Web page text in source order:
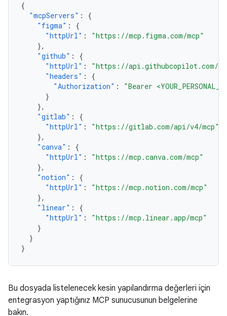
{
"mcpServers" :
{
"figma" :
{
"httpUrl" :
"https://mcp.figma.com/mcp"
},
"github" :
{
"httpUrl" :
"https://api.githubcopilot.com/
"headers" :
{
"Authorization" :
"Bearer
}
},
"gitlab" :
{
"httpUrl" :
"https://gitlab.com/api/v4/mcp"
},
"canva" :
{
"httpUrl" :
"https://mcp.canva.com/mcp"
},
"notion" :
{
"httpUrl" :
"https://mcp.notion.com/mcp"
},
"linear" :
{
"httpUrl" :
"https://mcp.linear.app/mcp"
}
}
}
Bu dosyada listelenecek kesin yapılandırma değerleri için
entegrasyon yaptığınız MCP sunucusunun belgelerine
bakın.